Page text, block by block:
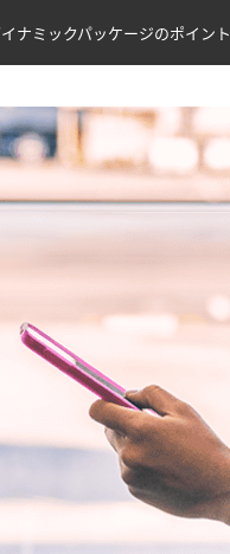
ナミックパッケージのポイント